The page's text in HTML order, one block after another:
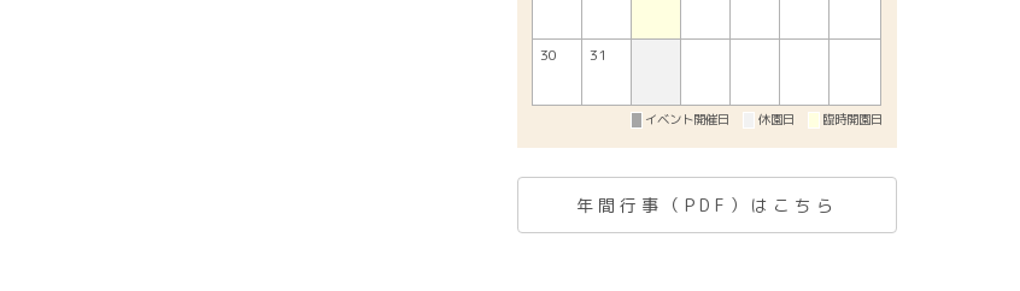
30 31
イベント開催日 休園日 臨時開園日
年間行事（PDF）はこちら